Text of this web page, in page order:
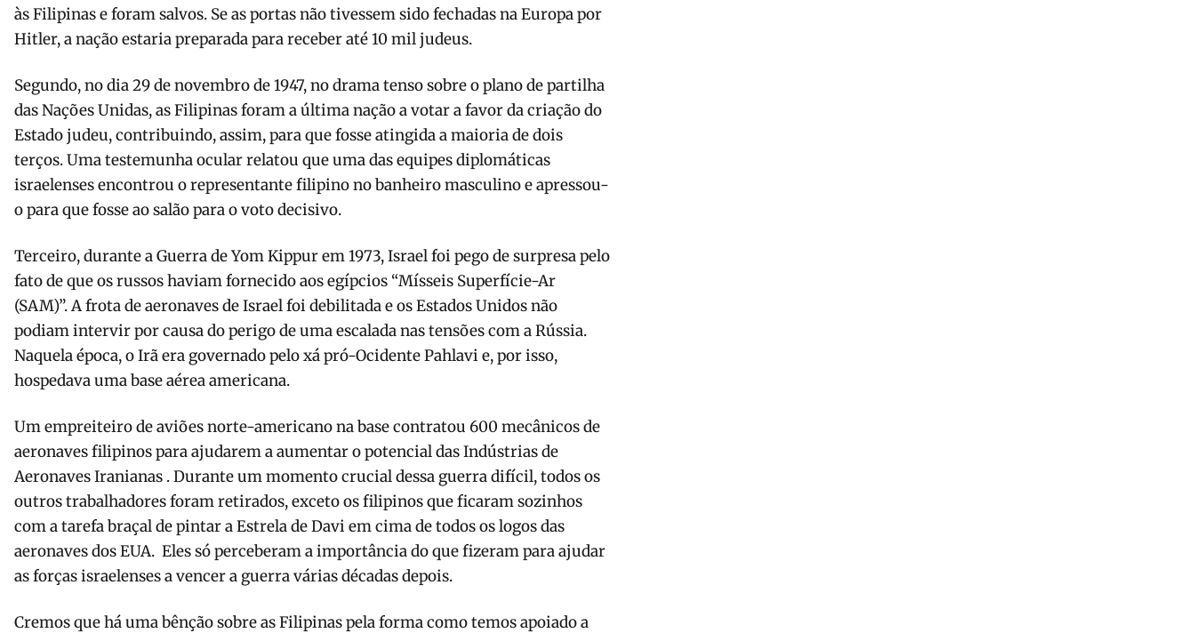
às Filipinas e foram salvos. Se as portas não tivessem sido fechadas na Europa por
Hitler, a nação estaria preparada para receber até 10 mil judeus.
Segundo, no dia 29 de novembro de 1947, no drama tenso sobre o plano de partilha
das Nações Unidas, as Filipinas foram a última nação a votar a favor da criação do
Estado judeu, contribuindo, assim, para que fosse atingida a maioria de dois
terços. Uma testemunha ocular relatou que uma das equipes diplomáticas
israelenses encontrou o representante filipino no banheiro masculino e apressou-
o para que fosse ao salão para o voto decisivo.
Terceiro, durante a Guerra de Yom Kippur em 1973, Israel foi pego de surpresa pelo
fato de que os russos haviam fornecido aos egípcios “Mísseis Superfície-Ar
(SAM)”. A frota de aeronaves de Israel foi debilitada e os Estados Unidos não
podiam intervir por causa do perigo de uma escalada nas tensões com a Rússia.
Naquela época, o Irã era governado pelo xá pró-Ocidente Pahlavi e, por isso,
hospedava uma base aérea americana.
Um empreiteiro de aviões norte-americano na base contratou 600 mecânicos de
aeronaves filipinos para ajudarem a aumentar o potencial das Indústrias de
Aeronaves Iranianas . Durante um momento crucial dessa guerra difícil, todos os
outros trabalhadores foram retirados, exceto os filipinos que ficaram sozinhos
com a tarefa braçal de pintar a Estrela de Davi em cima de todos os logos das
aeronaves dos EUA. Eles só perceberam a importância do que fizeram para ajudar
as forças israelenses a vencer a guerra várias décadas depois.
Cremos que há uma bênção sobre as Filipinas pela forma como temos apoiado a